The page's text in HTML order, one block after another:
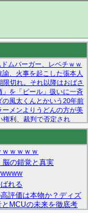
ムバーガー、レベチｗｗ
、火事を起こした張本人
切れ。それ以降はおばさ
を「ビール」扱いに一斉
風太くんとかいう20年前
メンよりうどんの方が美
権利、裁判で否定され
【悲報】日本企業の人手不
ｗｗｗｗ
脳の錯覚と真実
れる
評価は本物か？ディズ
MCUの未来を徹底考